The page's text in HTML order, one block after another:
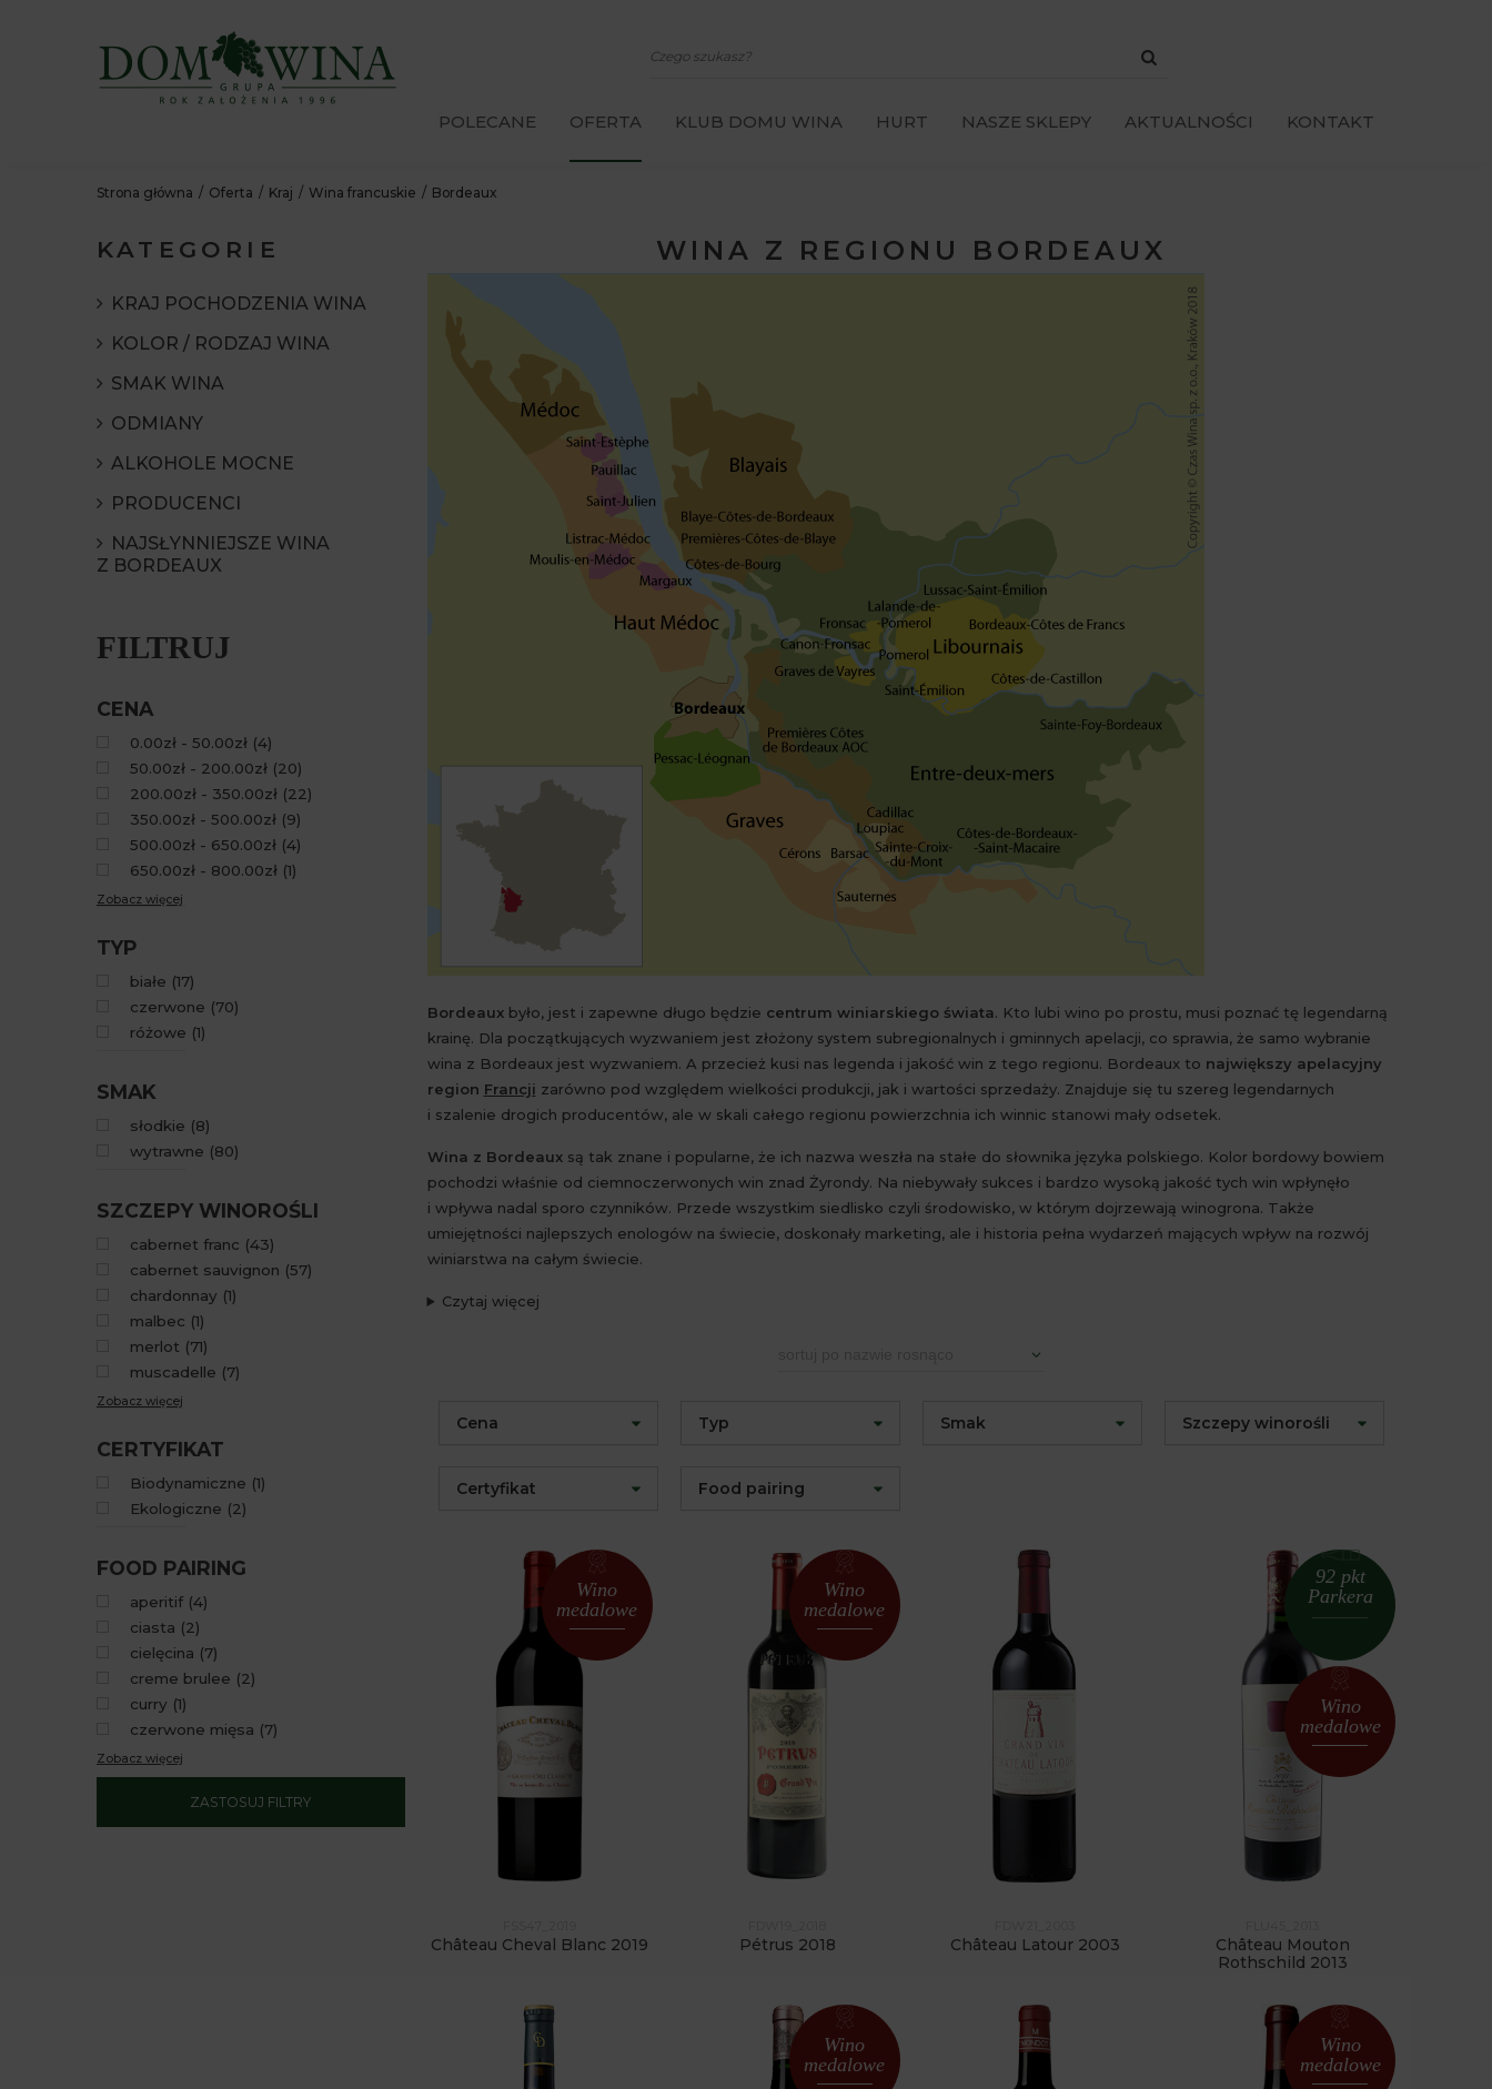
POLECANE OFERTA KLUB DOMU WINA HURT NASZE SKLEPY AKTUALNOŚCI KONTAKT
Strona główna Oferta Kraj Wina francuskie Bordeaux
KATEGORIE
KRAJ POCHODZENIA WINA
KOLOR / RODZAJ WINA
SMAK WINA
ODMIANY
ALKOHOLE MOCNE
PRODUCENCI
NAJSŁYNNIEJSZE WINA
Z BORDEAUX
FILTRUJ
CENA
0.00zł - 50.00zł (4)
50.00zł - 200.00zł (20)
200.00zł - 350.00zł (22)
350.00zł - 500.00zł (9)
500.00zł - 650.00zł (4)
650.00zł - 800.00zł (1)
Zobacz więcej
TYP
białe (17)
czerwone (70)
różowe (1)
SMAK
słodkie (8)
wytrawne (80)
SZCZEPY WINOROŚLI
cabernet franc (43)
cabernet sauvignon (57)
chardonnay (1)
malbec (1)
merlot (71)
muscadelle (7)
Zobacz więcej
CERTYFIKAT
Biodynamiczne (1)
Ekologiczne (2)
FOOD PAIRING
aperitif (4)
ciasta (2)
cielęcina (7)
creme brulee (2)
curry (1)
czerwone mięsa (7)
Zobacz więcej
ZASTOSUJ FILTRY
WINA Z REGIONU BORDEAUX
Bordeaux było, jest i zapewne długo będzie centrum winiarskiego świata. Kto lubi wino po prostu, musi poznać tę legendarną
krainę. Dla początkujących wyzwaniem jest złożony system subregionalnych i gminnych apelacji, co sprawia, że samo wybranie
wina z Bordeaux jest wyzwaniem. A przecież kusi nas legenda i jakość win z tego regionu. Bordeaux to największy apelacyjny
region Francji zarówno pod względem wielkości produkcji, jak i wartości sprzedaży. Znajduje się tu szereg legendarnych
i szalenie drogich producentów, ale w skali całego regionu powierzchnia ich winnic stanowi mały odsetek.
Wina z Bordeauxsą tak znane i popularne, że ich nazwa weszła na stałe do słownika języka polskiego. Kolor bordowy bowiem
pochodzi właśnie od ciemnoczerwonych win znad Żyrondy. Na niebywały sukces i bardzo wysoką jakość tych win wpłynęło
i wpływa nadal sporo czynników. Przede wszystkim siedlisko czyli środowisko, w którym dojrzewają winogrona. Także
umiejętności najlepszych enologów na świecie, doskonały marketing, ale i historia pełna wydarzeń mających wpływ na rozwój
winiarstwa na całym świecie.
Czytaj więcej
Cena Typ Smak Szczepy winorośli
Certyfikat Food pairing
Wino
medalowe
Château Cheval Blanc 2019
Wino
medalowe
Pétrus 2018 Château Latour 2003
92 pkt
Parkera
Wino
medalowe
Château Mouton
Rothschild 2013
Wino
medalowe
Wino
medalowe